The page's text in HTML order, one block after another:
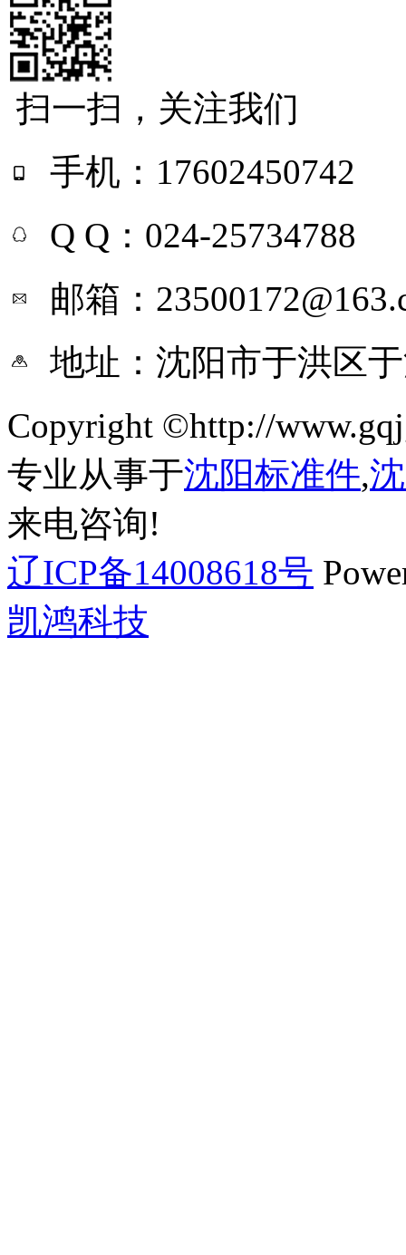
扫一扫，关注我们
手机：17602450742
Q Q：024-25734788
邮箱：
地址：沈阳市于洪区
Copyright ©http://
专业从事于沈阳标准件,
来电咨询!
辽ICP备14008618号
凯鸿科技